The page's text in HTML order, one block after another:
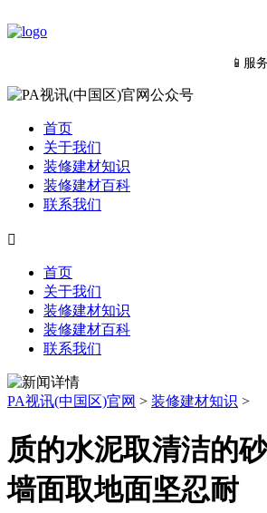
📱服
首页
关于我们
装修建材知识
装修建材百科
联系我们

首页
关于我们
装修建材知识
装修建材百科
联系我们
PA视讯(中国区)官网 > 装修建材知识 >
质的水泥取清洁的
墙面取地面坚忍耐